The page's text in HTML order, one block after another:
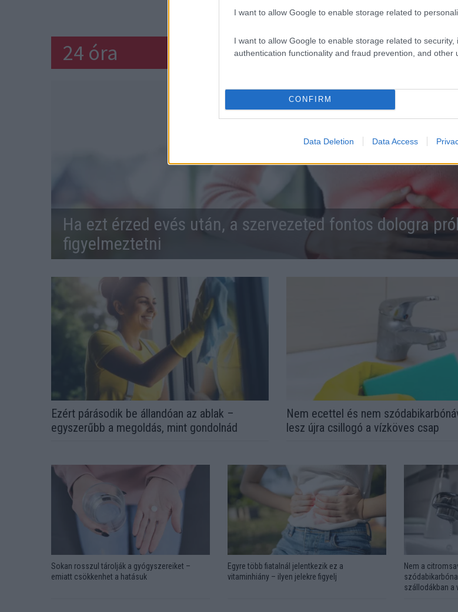
I want to allow Google to enable storage related to
I want to allow Google to enable storage related to security,
authentication functionality and fraud prevention, and other
CONFIRM
Data Deletion Data Access
GOLDEN RETRIEVER KUTYA GAZDI
24 óra
Ha ezt érzed evés után, a szervezeted fontos dologra
figyelmeztetni
Ezért párásodik be állandóan az ablak –
egyszerűbb a megoldás, mint gondolnád
Nem ecettel és nem
lesz újra csillogó a vízköves csap
Sokan rosszul tárolják a gyógyszereiket –
emiatt csökkenhet a hatásuk
Egyre több fiatalnál jelentkezik ez a
vitaminhiány – ilyen jelekre figyelj
Nem a
szállodákban a